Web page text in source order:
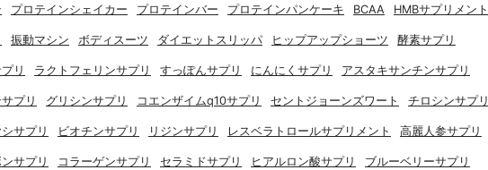
プロテインシェイカー プロテインバー プロテインパンケーキ BCAA HMBサプリメント
振動マシン ボディスーツ ダイエットスリッパ ヒップアップショーツ 酵素サプリ
リ ラクトフェリンサプリ すっぽんサプリ にんにくサプリ アスタキサンチンサプリ
プリ グリシンサプリ コエンザイムq10サプリ セントジョーンズワート チロシンサプリ
サプリ ビオチンサプリ リジンサプリ レスベラトロールサプリメント 高麗人参サプリ
サプリ コラーゲンサプリ セラミドサプリ ヒアルロン酸サプリ ブルーベリーサプリ